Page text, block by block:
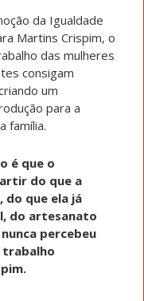
da Igualdade
Martins Crispim, o
das mulheres
consigam
um
para a
família.
é que o
do que a
do que ela já
do artesanato
percebeu
trabalho